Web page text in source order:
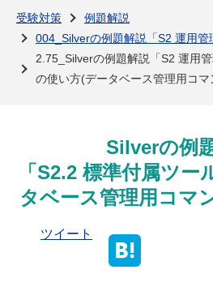
受験対策
例題解説
004_Silverの例題解説「S2 運用管
2.75_Silverの例題解説「S2 運用
の使い方(データベース管理用コマ
Silverの例
「S2.2 標準付属ツー
タベース管理用コマ
ツイート